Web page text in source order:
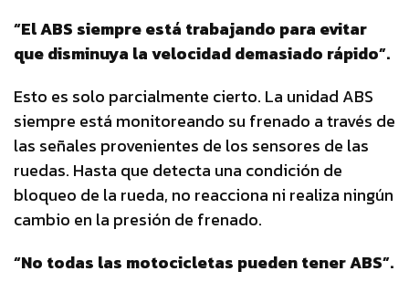
“El ABS siempre está trabajando para evitar
que disminuya la velocidad demasiado rápido”.
Esto es solo parcialmente cierto. La unidad ABS
siempre está monitoreando su frenado a través de
las señales provenientes de los sensores de las
ruedas. Hasta que detecta una condición de
bloqueo de la rueda, no reacciona ni realiza ningún
cambio en la presión de frenado.
“No todas las motocicletas pueden tener ABS”.